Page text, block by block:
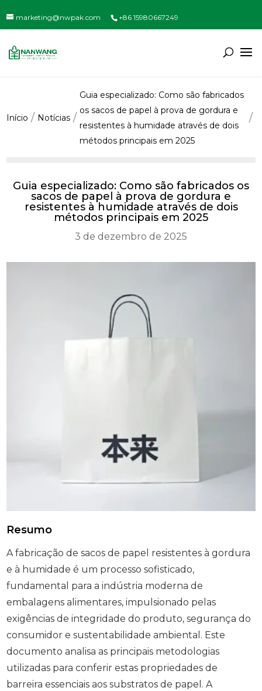
marketing@nwpak.com +86 15980667249
Início Notícias
Guia especializado: Como são fabricados
os sacos de papel à prova de gordura e
resistentes à humidade através de dois
métodos principais em 2025
Guia especializado: Como são fabricados os
sacos de papel à prova de gordura e
resistentes à humidade através de dois
métodos principais em 2025
3 de dezembro de 2025
Resumo
A fabricação de sacos de papel resistentes à gordura
e à humidade é um processo sofisticado,
fundamental para a indústria moderna de
embalagens alimentares, impulsionado pelas
exigências de integridade do produto, segurança do
consumidor e sustentabilidade ambiental. Este
documento analisa as principais metodologias
utilizadas para conferir estas propriedades de
barreira essenciais aos substratos de papel. A